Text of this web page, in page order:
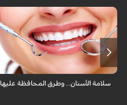
لم يهب الله عضو للإنسان مرتين سوى
الأسنان والتي تظهر للمرة الأولى كأسنان
لبنية ثم تسقط ويخرج مكانها أسناننا العادية
ولكن تفريش الأسنان كل يوم غير كافي
للمحافظة عليها ولكن هناك طرق أخرى يجب
إتباعها.
سلامة الأسنان... وطرق المحافظة عليها